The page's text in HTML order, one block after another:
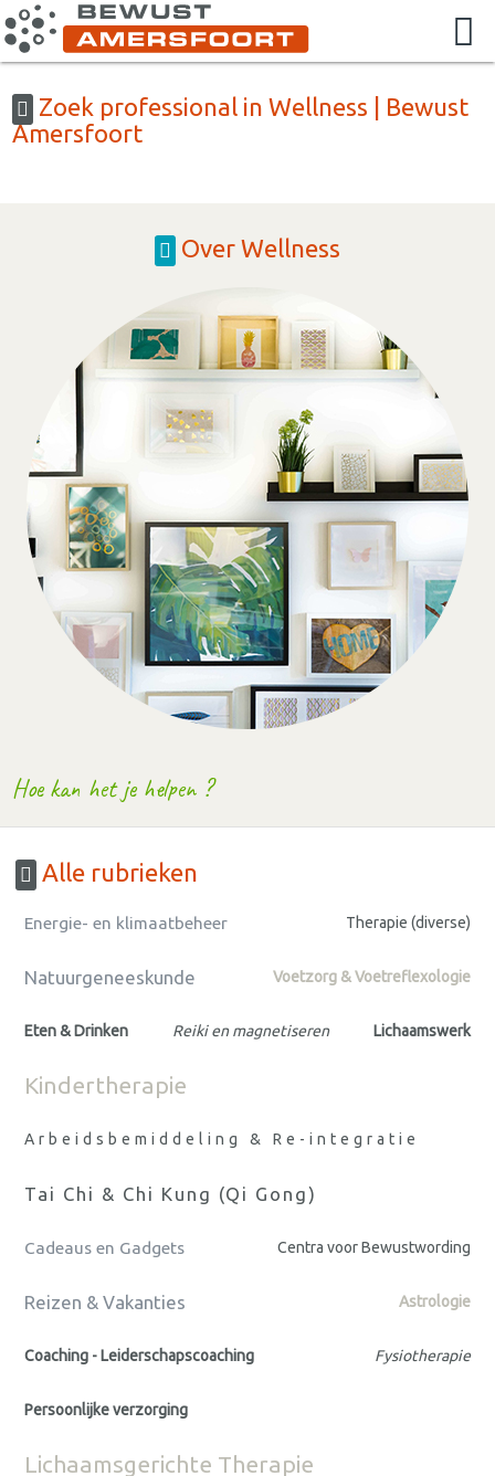
Zoek professional in Wellness | Bewust
Amersfoort
Over Wellness
Hoe kan het je helpen ?
Alle rubrieken
Energie- en klimaatbeheer Therapie (diverse)
Natuurgeneeskunde Voetzorg & Voetreflexologie
Eten & Drinken Reiki en magnetiseren Lichaamswerk
Kindertherapie
Arbeidsbemiddeling & Re-integratie
Tai Chi & Chi Kung (Qi Gong)
Cadeaus en Gadgets Centra voor Bewustwording
Reizen & Vakanties Astrologie
Coaching - Leiderschapscoaching Fysiotherapie
Persoonlijke verzorging
Lichaamsgerichte Therapie